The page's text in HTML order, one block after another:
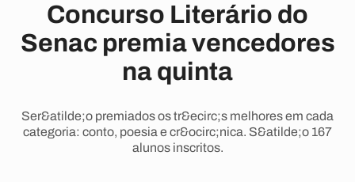
Concurso Literário do
Senac premia vencedores
na quinta
Ser&atilde;o premiados os tr&ecirc;s melhores em cada
categoria: conto, poesia e cr&ocirc;nica. S&atilde;o 167
alunos inscritos.